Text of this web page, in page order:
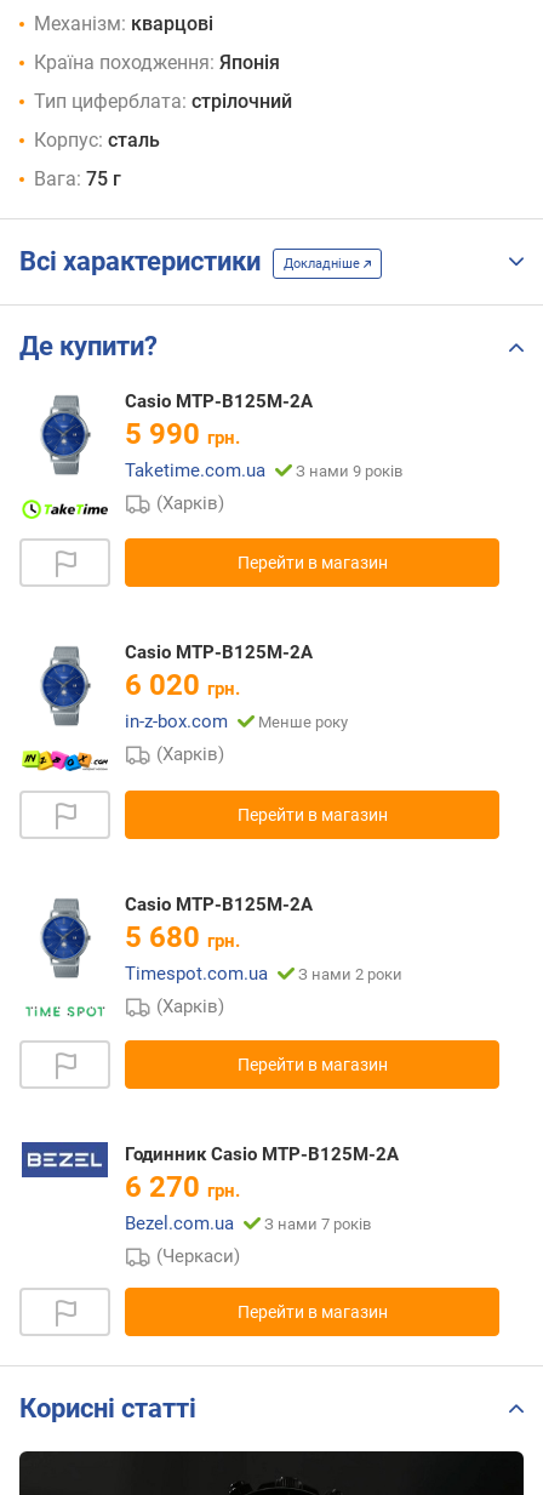
Механізм: кварцові
Країна походження: Японія
Тип циферблата: стрілочний
Корпус: сталь
Вага: 75 г
Всі характеристики Докладніше
Де купити?
Casio MTP-B125M-2A
5 990 грн.
Taketime.com.ua
З нами 9 років
(Харків)
Перейти в магазин
Casio MTP-B125M-2A
6 020 грн.
in-z-box.com
Менше року
(Харків)
Перейти в магазин
Casio MTP-B125M-2A
5 680 грн.
Timespot.com.ua
З нами 2 роки
(Харків)
Перейти в магазин
Годинник Casio MTP-B125M-2A
6 270 грн.
Bezel.com.ua
З нами 7 років
(Черкаси)
Перейти в магазин
Корисні статті